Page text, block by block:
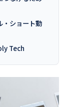
ショート動
Tech